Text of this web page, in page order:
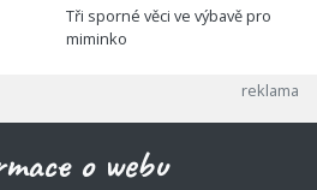
Tři sporné věci ve výbavě pro
miminko
o webu